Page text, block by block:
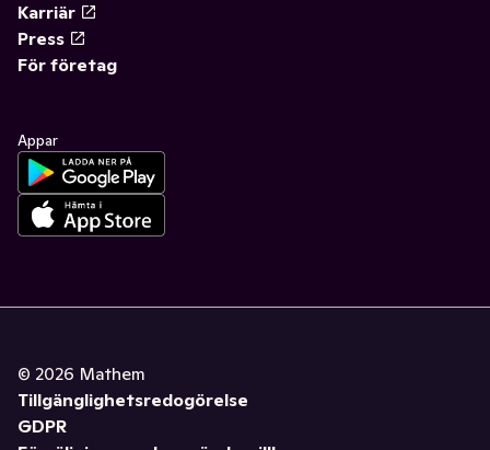
Karriär
Press
För företag
Appar
© 2026 Mathem
Tillgänglighetsredogörelse
GDPR